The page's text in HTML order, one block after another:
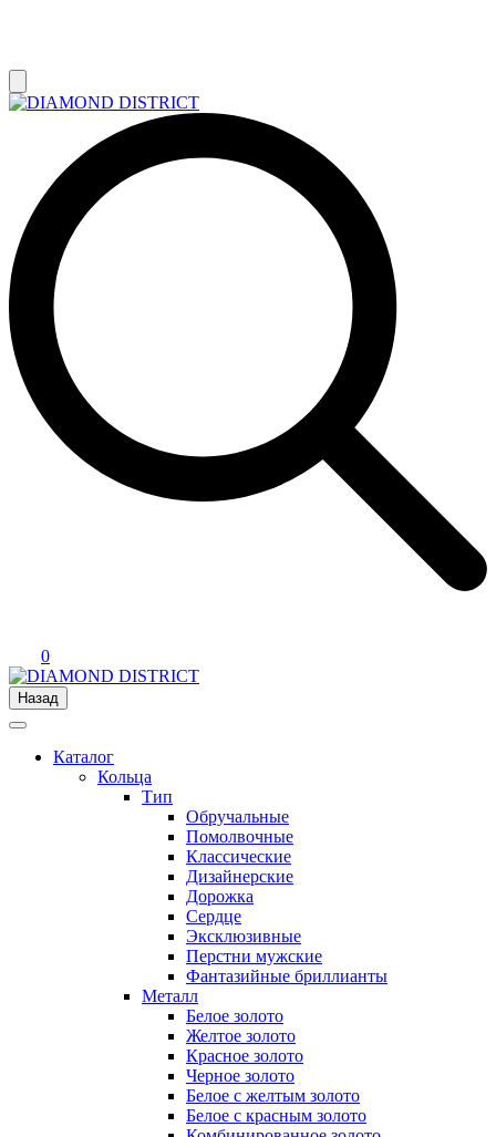
0
Назад
Каталог
Кольца
Тип
Обручальные
Помолвочные
Классические
Дизайнерские
Дорожка
Сердце
Эксклюзивные
Перстни мужские
Фантазийные бриллианты
Металл
Белое золото
Желтое золото
Красное золото
Черное золото
Белое с желтым золото
Белое с красным золото